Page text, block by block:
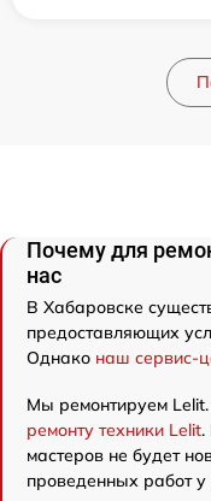
Почему для
нас
В Хабаровске
предоставляющих
Однако наш сервис-
Мы ремонтируем
ремонту техники Lelit.
мастеров не будет
проведенных работ у